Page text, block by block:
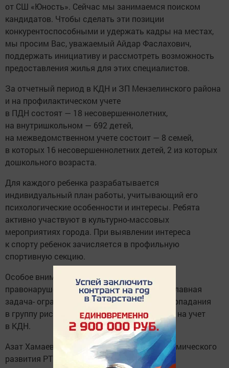
от СШ «Юность». Сейчас мы занимаемся поиском
кандидатов. Чтобы сделать эти позиции
конкурентоспособными и удержать кадры на местах,
мы просим Вас, уважаемый Айдар Фаслахович,
поддержать инициативу и рассмотреть возможность
предоставления жилья для этих специалистов.
За отчетный период в КДН и ЗП Мензелинского района
и на профилактическом учете
в ПДН состоят — 18 несовершеннолетних,
на внутришкольном — 692 детей,
на межведомственном учете состоит — 8 семей,
в которых 16 несовершеннолетних детей, 2 из которых
дошкольного возраста.
Для каждого ребенка разрабатывается
индивидуальный план работы, учитывающий его
психологические особенности и интересы. Ребята
активно участвуют в культурно-массовых
мероприятиях города. При выявлении интереса
к спорту ребенок зачисляется в профильную
спортивную секцию.
Особое внимание уделяется профилактике
правонарушений среди подростков. Наша главная
задача- оградить несовершеннолетних от попадания
в группу риска и предотвратить постановку на учет
в КДН.
Азат Хамаев подвел итоги социально-экономического
развития РТ в 2025 году.